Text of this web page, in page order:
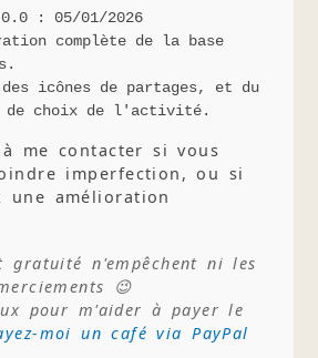
: 05/01/2026
complète de la base
icônes de partages, et du
de choix de l'activité.
me contacter si vous
imperfection, ou si
une amélioration
gratuité n'empêchent ni les
😉
pour m'aider à payer le
moi un café via PayPal